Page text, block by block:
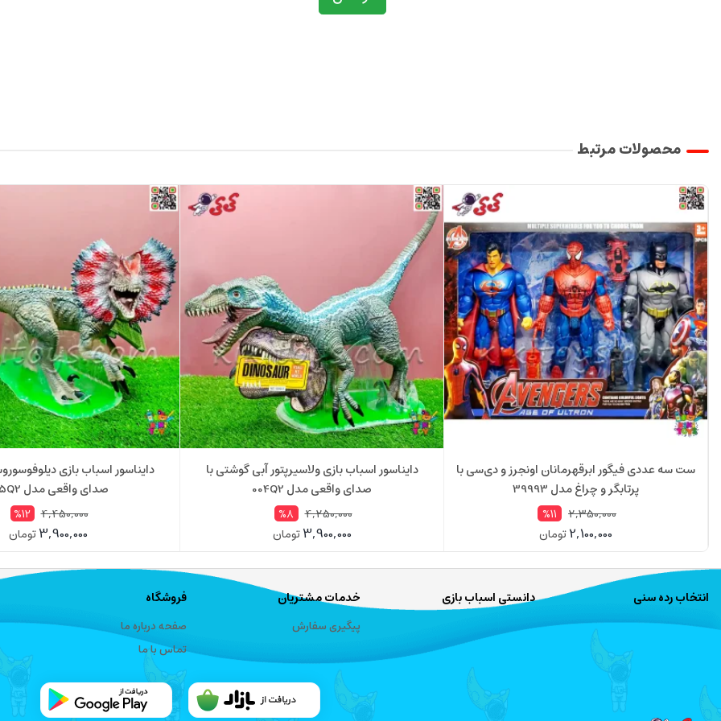
محصولات مرتبط
ست سه عددی فیگور ابرقهرمانان اونجرز و دی‌سی با
پرتابگر و چراغ مدل 39993
2,350,000
%11
2,100,000تومان
دایناسور اسباب بازی ولاسیرپتور آبی گوشتی با
صدای واقعی مدل 004Q2
4,250,000
%8
3,900,000تومان
دایناسور اسباب بازی
صدای واقعی مدل 005Q2
4,450,000
%12
3,900,000تومان
انتخاب رده سنی دانستی اسباب بازی خدمات مشتریان
پیگیری سفارش
فروشگاه
صفحه درباره ما
تماس با ما